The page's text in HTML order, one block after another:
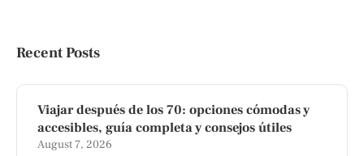
Recent Posts
Viajar después de los 70: opciones cómodas y
accesibles, guía completa y consejos útiles
August 7, 2026